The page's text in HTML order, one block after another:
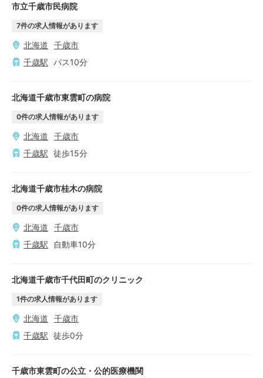
市立千歳市民病院
7件の求人情報があります
北海道
千歳市
千歳駅 バス10分
北海道千歳市東雲町の病院
0件の求人情報があります
北海道
千歳市
千歳駅 徒歩15分
北海道千歳市桂木の病院
0件の求人情報があります
北海道
千歳市
千歳駅 自動車10分
北海道千歳市千代田町のクリニック
1件の求人情報があります
北海道
千歳市
千歳駅 徒歩0分
千歳市東雲町の公立・公的医療機関